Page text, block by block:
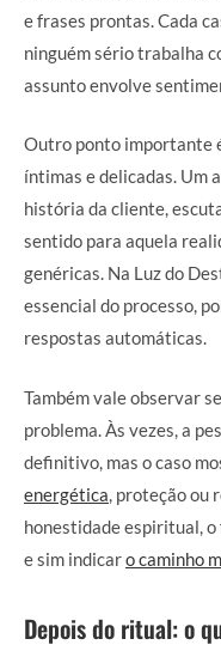
e frases prontas. Cada
ninguém sério trabalha
assunto envolve
Outro ponto importante
íntimas e delicadas. Um
história da cliente,
sentido para aquela
genéricas. Na Luz do
essencial do processo,
respostas automáticas.
Também vale observar
problema. Às vezes, a
definitivo, mas o caso
energética , proteção
honestidade espiritual,
e sim indicaro caminho
Depois do ritual: o